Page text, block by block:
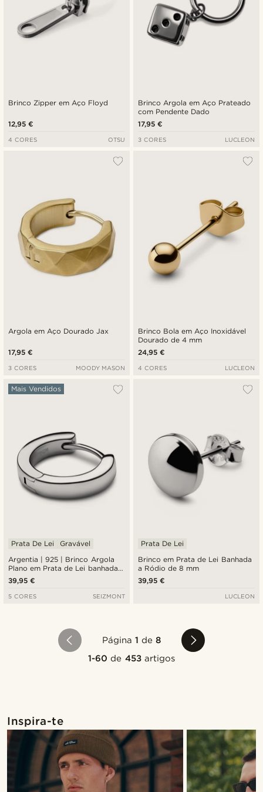
Brinco Zipper em Aço Floyd
12,95 €
4 CORES OTSU
Brinco Argola em Aço Prateado
com Pendente Dado
17,95 €
3 CORES LUCLEON
Argola em Aço Dourado Jax
17,95 €
3 CORES MOODY MASON
Brinco Bola em Aço Inoxidável
Dourado de 4 mm
24,95 €
4 CORES LUCLEON
Argentia | 925 | Brinco Argola
Plano em Prata de Lei banhada a
Ródio
Mais Vendidos
Prata De Lei Gravável
39,95 €
5 CORES SEIZMONT
Brinco em Prata de Lei Banhada
a Ródio de 8 mm
Prata De Lei
39,95 €
LUCLEON
Página 1 de8
1-60 de 453artigos
Inspira-te